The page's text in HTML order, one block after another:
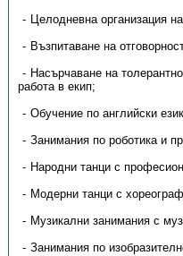
Целодневна организация
Възпитаване на
Насърчаване на
работа в екип;
Обучение по английски
Занимания по роботика и
Народни танци с
Модерни танци с
Музикални занимания с
Занимания по